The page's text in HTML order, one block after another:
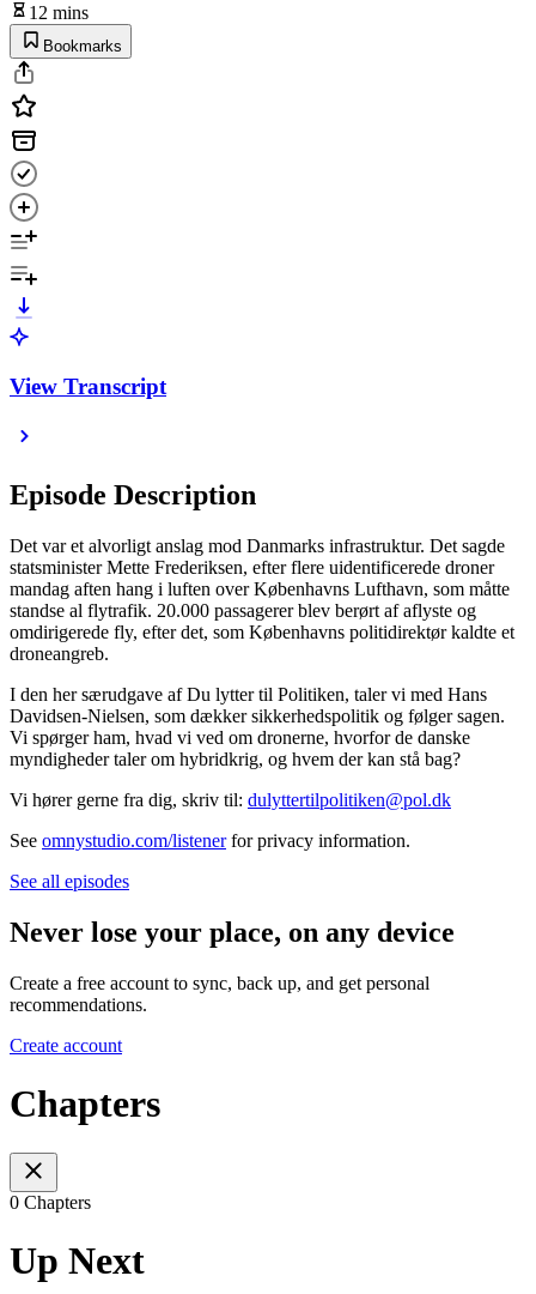
12 mins
Bookmarks
View Transcript
Episode Description
Det var et alvorligt anslag mod Danmarks infrastruktur. Det sagde
statsminister Mette Frederiksen, efter flere uidentificerede droner
mandag aften hang i luften over Københavns Lufthavn, som måtte
standse al flytrafik. 20.000 passagerer blev berørt af aflyste og
omdirigerede fly, efter det, som Københavns politidirektør kaldte et
droneangreb.
I den her særudgave af Du lytter til Politiken, taler vi med Hans
Davidsen-Nielsen, som dækker sikkerhedspolitik og følger sagen.
Vi spørger ham, hvad vi ved om dronerne, hvorfor de danske
myndigheder taler om hybridkrig, og hvem der kan stå bag?
Vi hører gerne fra dig, skriv til: dulyttertilpolitiken@pol.dk
See omnystudio.com/listenerfor privacy information.
See all episodes
Never lose your place, on any device
Create a free account to sync, back up, and get personal
recommendations.
Create account
Chapters
0 Chapters
Up Next